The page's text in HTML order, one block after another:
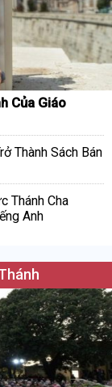
Của Giáo
Thành Sách Bán
Thánh Cha
Anh